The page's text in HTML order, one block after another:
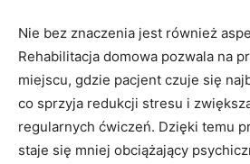
Nie bez znaczenia jest również
Rehabilitacja domowa pozwala na
miejscu, gdzie pacjent czuje się
co sprzyja redukcji stresu i
regularnych ćwiczeń. Dzięki temu
staje się mniej obciążający